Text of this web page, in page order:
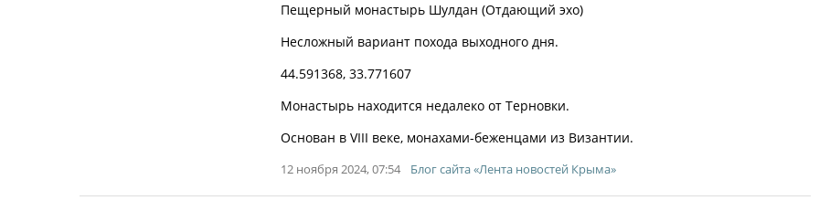
Пещерный монастырь Шулдан (Отдающий эхо)
Несложный вариант похода выходного дня.
44.591368, 33.771607
Монастырь находится недалеко от Терновки.
Основан в VIII веке, монахами-беженцами из Византии.
12 ноября 2024, 07:54 Блог сайта «Лента новостей Крыма»